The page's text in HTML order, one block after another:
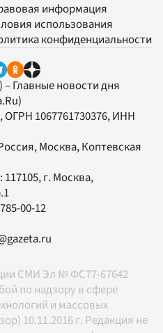
информация
использования
конфиденциальности
– Главные новости дня
, ОГРН 1067761730376, ИНН
Москва, Коптевская
117105, г. Москва,
00-12
СМИ Эл № ФС77-67642
по надзору в сфере
и массовых
10.11.2016 г. Редакция не